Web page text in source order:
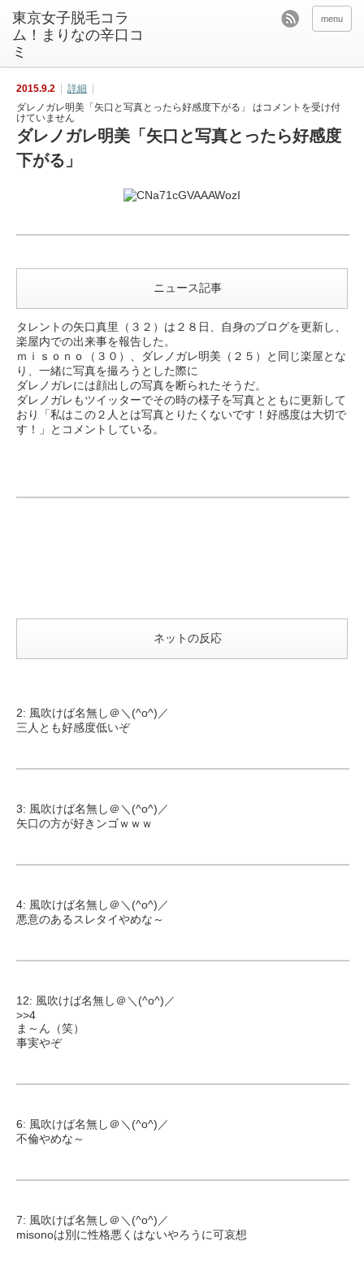
東京女子脱毛コラ
ム！まりなの辛口コ
ミ
menu
2015.9.2
詳細
ダレノガレ明美「矢口と写真とったら好感度下がる」 はコメントを受け付
けていません
ダレノガレ明美「矢口と写真とったら好感度
下がる」
ニュース記事
タレントの矢口真里（３２）は２８日、自身のブログを更新し、
楽屋内での出来事を報告した。
ｍｉｓｏｎｏ（３０）、ダレノガレ明美（２５）と同じ楽屋とな
り、一緒に写真を撮ろうとした際に
ダレノガレには顔出しの写真を断られたそうだ。
ダレノガレもツイッターでその時の様子を写真とともに更新して
おり「私はこの２人とは写真とりたくないです！好感度は大切で
す！」とコメントしている。
ネットの反応
2: 風吹けば名無し＠＼(^o^)／
三人とも好感度低いぞ
3: 風吹けば名無し＠＼(^o^)／
矢口の方が好きンゴｗｗｗ
4: 風吹けば名無し＠＼(^o^)／
悪意のあるスレタイやめな～
12: 風吹けば名無し＠＼(^o^)／
>>4
ま～ん（笑）
事実やぞ
6: 風吹けば名無し＠＼(^o^)／
不倫やめな～
7: 風吹けば名無し＠＼(^o^)／
misonoは別に性格悪くはないやろうに可哀想